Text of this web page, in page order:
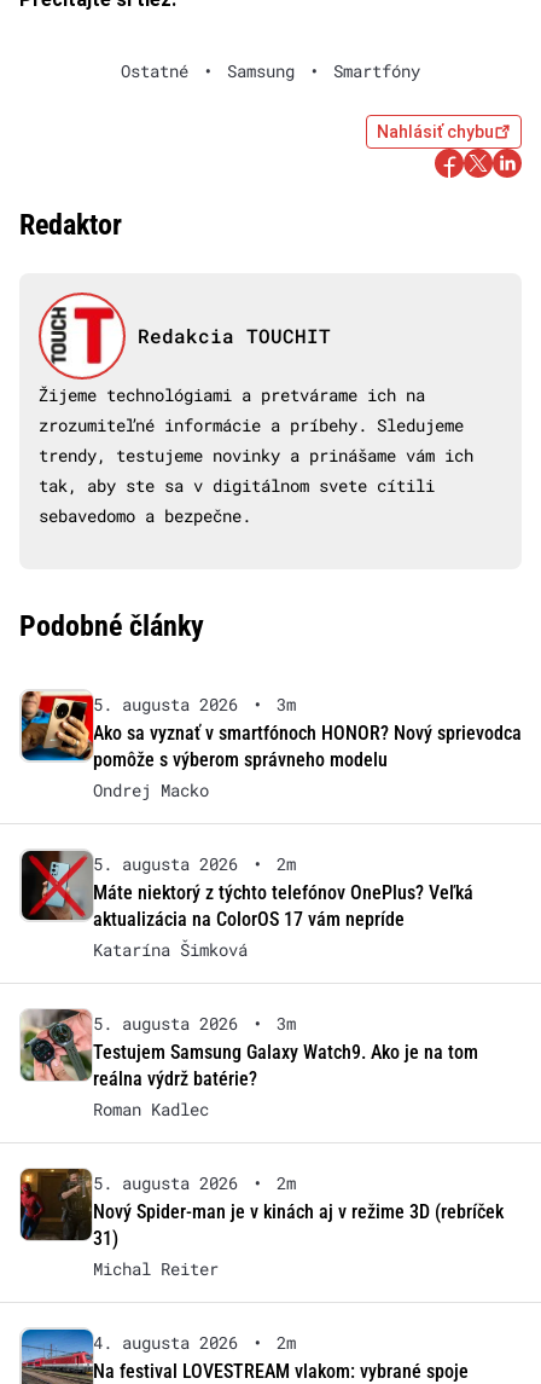
Ostatné • Samsung • Smartfóny
Nahlásiť chybu
Redaktor
Redakcia TOUCHIT
Žijeme technológiami a pretvárame ich na
zrozumiteľné informácie a príbehy. Sledujeme
trendy, testujeme novinky a prinášame vám ich
tak, aby ste sa v digitálnom svete cítili
sebavedomo a bezpečne.
Podobné články
5. augusta 2026 •
3m
Ako sa vyznať v smartfónoch HONOR? Nový sprievodca
pomôže s výberom správneho modelu
Ondrej Macko
5. augusta 2026 •
2m
Máte niektorý z týchto telefónov OnePlus? Veľká
aktualizácia na ColorOS 17 vám nepríde
Katarína Šimková
5. augusta 2026 •
3m
Testujem Samsung Galaxy Watch9. Ako je na tom
reálna výdrž batérie?
Roman Kadlec
5. augusta 2026 •
2m
Nový Spider-man je v kinách aj v režime 3D (rebríček
31)
Michal Reiter
4. augusta 2026 •
2m
Na festival LOVESTREAM vlakom: vybrané spoje